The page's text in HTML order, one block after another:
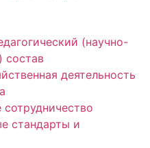
(научно-
состав
деятельность
стандарты и